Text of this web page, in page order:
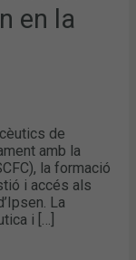
en la
de
amb la
la formació
i accés als
La
i […]